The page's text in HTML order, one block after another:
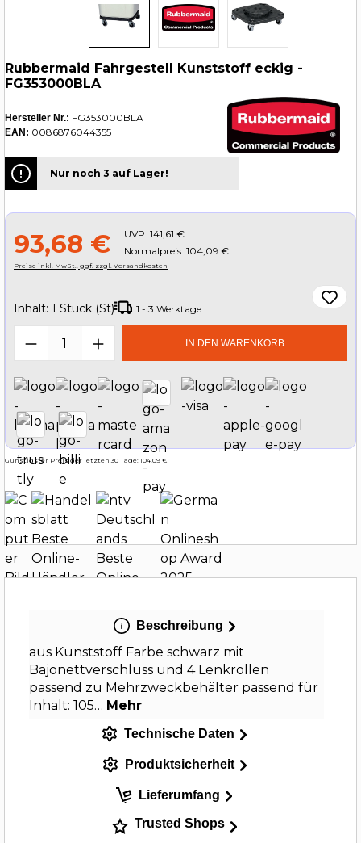
Rubbermaid Fahrgestell Kunststoff eckig -
FG353000BLA
Hersteller Nr.: FG353000BLA
EAN: 0086876044355
Nur noch 3 auf Lager!
93,68 € UVP: 141,61 €
Normalpreis: 104,09 €
Preise inkl. MwSt., ggf. zzgl. Versandkosten
Inhalt: 1 Stück (St) 1 - 3 Werktage
Produkt Anzahl: Gib denIN DEN WARENKORB
Günstigster Preis der letzten 30 Tage: 104,09 €
Beschreibung
aus Kunststoff Farbe schwarz mit
Bajonettverschluss und 4 Lenkrollen
passend zu Mehrzweckbehälter passend für
Inhalt: 105… Mehr
Technische Daten
Produktsicherheit
Lieferumfang
Trusted Shops